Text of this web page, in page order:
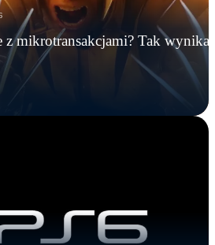
z mikrotransakcjami? Tak wynika